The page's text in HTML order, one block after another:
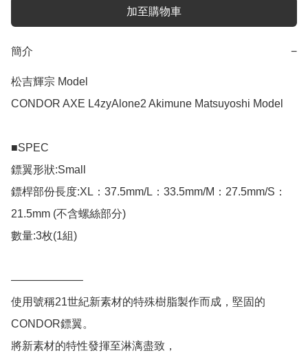
加至購物車
簡介 −
松吉輝宗 Model
CONDOR AXE L4zyAlone2 Akimune Matsuyoshi Model
■SPEC
鏢翼形狀:Small
鏢桿部份長度:XL：37.5mm/L：33.5mm/M：27.5mm/S：
21.5mm (不含螺絲部分)
數量:3枚(1組)
——————–
使用號稱21世紀新素材的特殊樹脂製作而成，堅固的
CONDOR鏢翼。
將新素材的特性發揮至淋漓盡致，